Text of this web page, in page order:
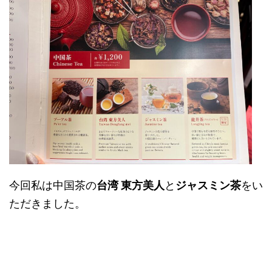
今回私は中国茶の台湾 東方美人と ジャスミン茶をい
ただきました。